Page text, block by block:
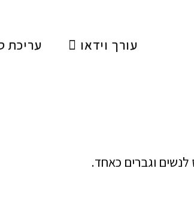
עורך וידאו עריכת
וגברים כאחד.